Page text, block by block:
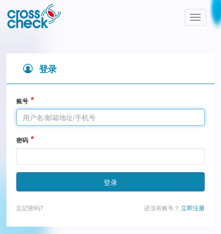
Toggle
登录
账号
密码
登录
忘记密码? 还没有账号？ 立即注册